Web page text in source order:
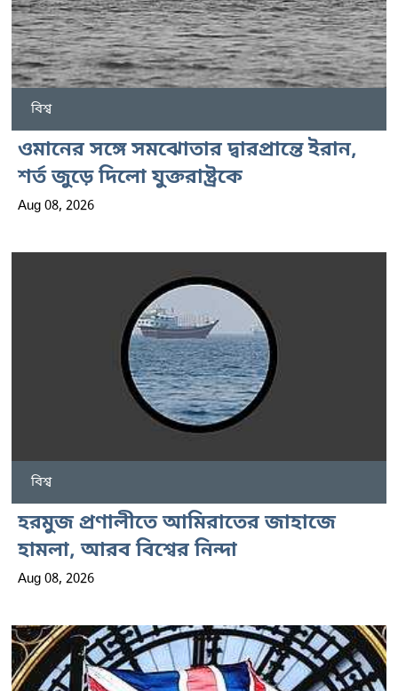
বিশ্ব
ওমানের সঙ্গে সমঝোতার দ্বারপ্রান্তে ইরান,
শর্ত জুড়ে দিলো যুক্তরাষ্ট্রকে
Aug 08, 2026
বিশ্ব
হরমুজ প্রণালীতে আমিরাতের জাহাজে
হামলা, আরব বিশ্বের নিন্দা
Aug 08, 2026